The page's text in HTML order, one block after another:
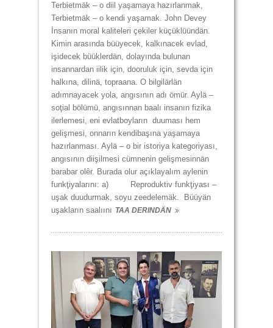
Terbietmäk – o diil yaşamaya hazırlanmak,
Terbietmäk – o kendi yaşamak. John Devey
İnsanın moral kaliteleri çekiler küçüklüündän.
Kimin arasında büüyecek, kalkınacek evlad,
işidecek büüklerdän, dolayında bulunan
insannardan iilik için, dooruluk için, sevda için
halkına, dilinä, topraana. O bilgilärlän
adımnayacek yola, angısının adı ömür. Aylä –
soţial bölümü, angısınnan baalı insanın fizika
ilerlemesi, eni evlatboyların duuması hem
gelişmesi, onnarın kendibaşına yaşamaya
hazırlanması. Aylä – o bir istoriya kategoriyası,
angısının diişilmesi cümnenin gelişmesinnän
barabar olêr. Burada olur açıklayalım aylenin
funkţiyalarını: a) Reproduktiv funkţiyası –
uşak duudurmak, soyu zeedelemäk. Büüyän
uşakların saalıını TAA DERINDÄN